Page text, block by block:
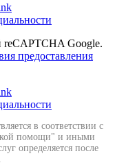
reCAPTCHA Google.
предоставления
в соответствии с
помощи" и иными
определяется после